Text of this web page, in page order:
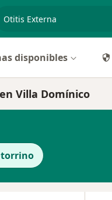
disponibles
Villa Domínico